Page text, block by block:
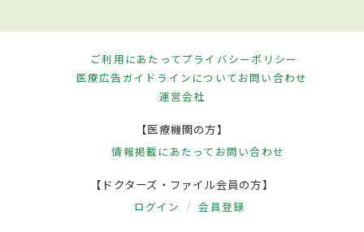
ご利用にあたってプライバシーポリシー
医療広告ガイドラインについてお問い合わせ
運営会社
【医療機関の方】
情報掲載にあたって お問い合わせ
【ドクターズ・ファイル会員の方】
ログイン 会員登録